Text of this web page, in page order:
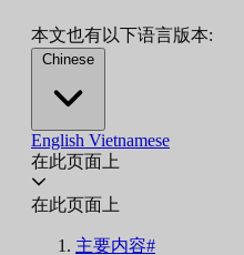
本文也有以下语言版本:
Chinese
English Vietnamese
在此页面上
在此页面上
主要内容#